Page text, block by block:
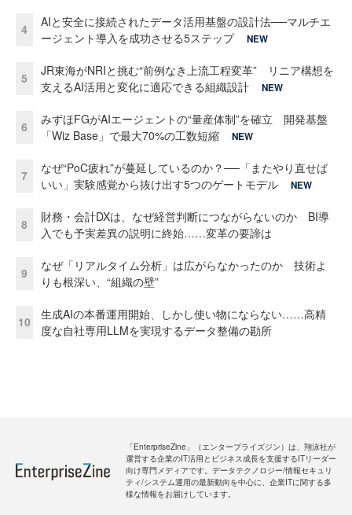
4
AIと安全に接続されたデータ活用基盤の設計法──マルチエ
ージェント導入を成功させる5ステップ
NEW
5
JR東海がNRIと挑む“前例なき上流工程変革” リニア構想を
支えるAI活用と変化に適応できる組織設計
NEW
6
みずほFGがAIエージェントの“量産体制”を確立 開発基盤
「Wiz Base」で最大70%の工数短縮
NEW
7
なぜ“PoC疲れ”が蔓延しているのか？──「またやり直せば
いい」実験感覚から抜け出す5つのゲートモデル
NEW
8
財務・会計DXは、なぜ経営判断につながらないのか BI導
入でも予実差異の説明に終始……変革の要諦は
9
なぜ「リアルタイム分析」は広がらなかったのか 技術よ
りも根深い、“組織の壁”
10
生成AIの本番運用開始、しかし使い物にならない……高精
度な自社専用LLMを実現するデータ整備の勘所
「EnterpriseZine」（エンタープライズジン）は、翔泳社が
運営する企業のIT活用とビジネス成長を支援するITリーダー
向け専門メディアです。データテクノロジー/情報セキュリ
ティ/システム運用の最新動向を中心に、企業ITに関する多
様な情報をお届けしています。